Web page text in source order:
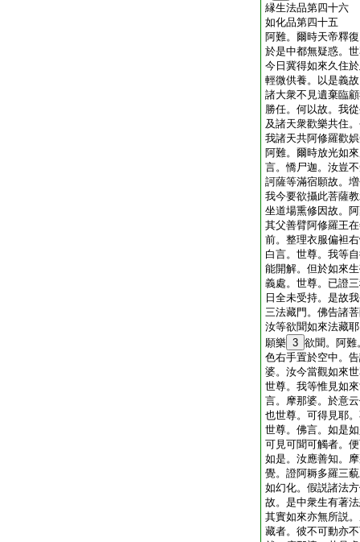
縁生法品第四十六
如化品第四十五
阿難。爾時天帝釋
於是中都無疑惑。
今日冀得如來久住
輕微供養。以是義
諸大衆不見遺棄臨
勝任。何以故。我
及諸天衆歡樂共住
我諸天共阿修羅歡
阿難。爾時放光如
言。憍尸迦。汝豈
訶薩等滿宿願故。
我今要欲攝此菩薩
坐道場熏修因故。
其父善臂阿修羅王
前。整理衣服偏袒
白言。世尊。我等
能開解。但於如來
義處。世尊。已證
日全未受持。是故
三法藏門。佛告諸
汝等欲聞如來法藏
願樂 3 欲聞。阿難
色右手置於空中。
婆。汝今當觀如來
世尊。我等惟見如
言。摩那婆。於意
也世尊。可得見耶
世尊。佛言。如是
可見可聞可觸者。
如是。汝應善知。
覺。證阿耨多羅三
如幻化。假説諸法
故。是中衆生有著
其實如來亦無所説
藏者。彼不可動亦